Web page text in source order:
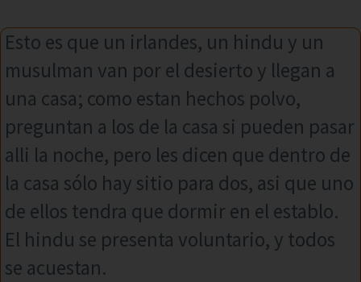
Esto es que un irlandes, un hindu y un
musulman van por el desierto y llegan a
una casa; como estan hechos polvo,
preguntan a los de la casa si pueden pasar
alli la noche, pero les dicen que dentro de
la casa sólo hay sitio para dos, asi que uno
de ellos tendra que dormir en el establo.
El hindu se presenta voluntario, y todos
se acuestan.